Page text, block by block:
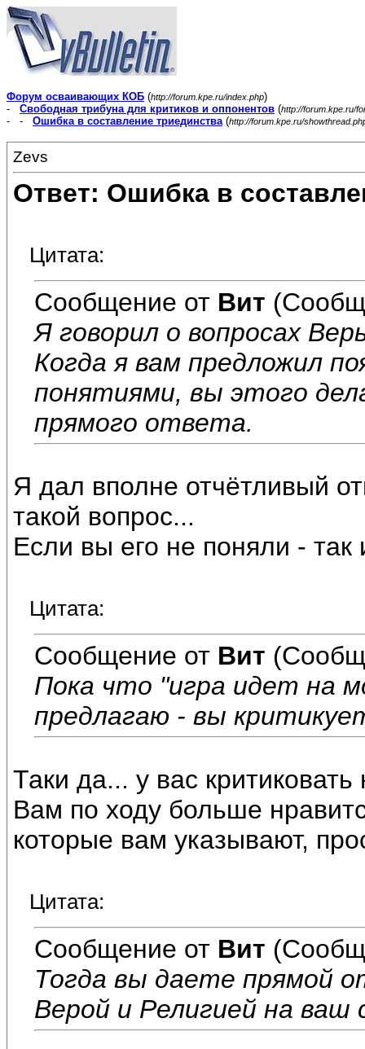
Форум осваивающих КОБ (http://forum.kpe.ru/index.php)
- Свободная трибуна для критиков и оппонентов (http://forum.kpe.ru/
- - Ошибка в составление триединства(http://forum.kpe.ru/
Zevs
Ответ: Ошибка в
Цитата:
Сообщение от Вит
Я говорил о вопросах
Когда я вам предложил
понятиями, вы этого
прямого ответа.
Я дал вполне отчётливый
такой вопрос...
Если вы его не поняли - так
Цитата:
Сообщение от Вит
Пока что "игра идет на
предлагаю - вы
Таки да... у вас
Вам по ходу больше
которые вам указывают,
Цитата:
Сообщение от Вит
Тогда вы даете прямой
Верой и Религией на ваш